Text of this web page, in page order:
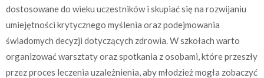
dostosowane do wieku uczestników i skupiać się na rozwijaniu
umiejętności krytycznego myślenia oraz podejmowania
świadomych decyzji dotyczących zdrowia. W szkołach warto
organizować warsztaty oraz spotkania z osobami, które przeszły
przez proces leczenia uzależnienia, aby młodzież mogła zobaczyć